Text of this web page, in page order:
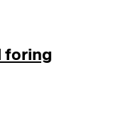
foring